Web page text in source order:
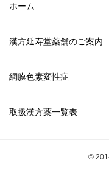
ホーム
漢方延寿堂薬舗のご案内
網膜色素変性症
取扱漢方薬一覧表
©